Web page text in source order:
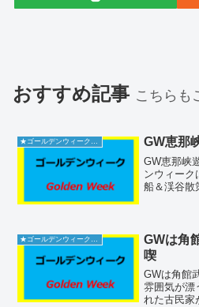
おすすめ記事 こちらも
★ゴールデンウィーク2026 GW恵那
GW恵那峡
ンウィーク
船＆渓谷散
置し、連絡
GWは角
喫
GWは角館
雰囲気が漂
れた古民家